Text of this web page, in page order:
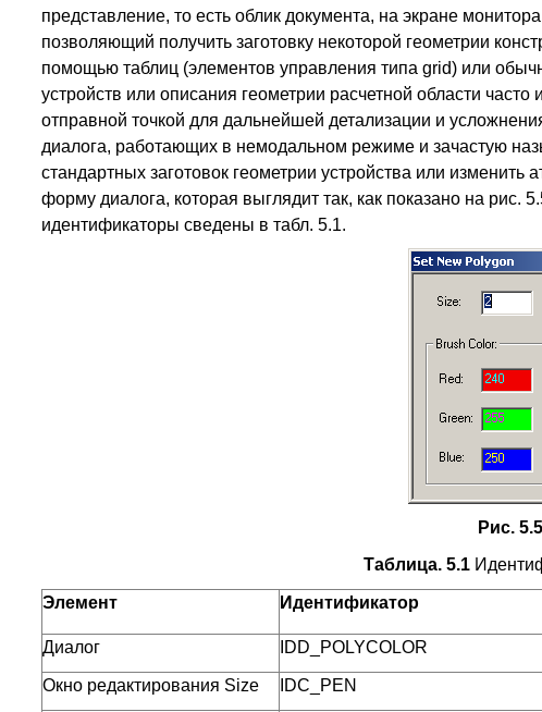
представление, то есть облик документа, на экране
позволяющий получить заготовку некоторой геометрии
помощью таблиц (элементов управления типа grid) или
устройств или описания геометрии расчетной области
отправной точкой для дальнейшей детализации и
диалога, работающих в немодальном режиме и зачастую
стандартных заготовок геометрии устройства или
форму диалога, которая выглядит так, как показано на
идентификаторы сведены в табл. 5.1.
Рис.
Таблица. 5.1
Элемент Идентификатор
Диалог IDD_POLYCOLOR
Окно редактирования Size IDC_PEN